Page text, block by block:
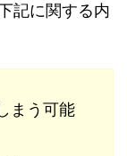
記に関する内
まう可能